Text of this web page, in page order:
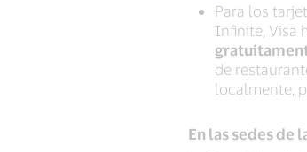
Para los
Infinite, Visa
de
localmente,
En las sedes de